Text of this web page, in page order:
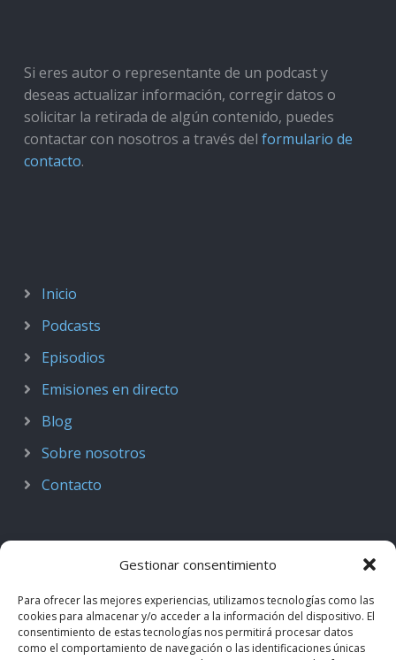
Gestionar consentimiento
Para ofrecer las mejores experiencias, utilizamos tecnologías como las
cookies para almacenar y/o acceder a la información del dispositivo. El
consentimiento de estas tecnologías nos permitirá procesar datos
como el comportamiento de navegación o las identificaciones únicas
Si eres autor o representante de un podcast y
deseas actualizar información, corregir datos o
solicitar la retirada de algún contenido, puedes
contactar con nosotros a través del formulario de
contacto.
Inicio
Podcasts
Episodios
Emisiones en directo
Blog
Sobre nosotros
Contacto